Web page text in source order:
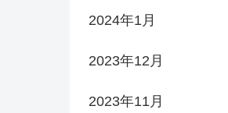
2024年1月
2023年12月
2023年11月